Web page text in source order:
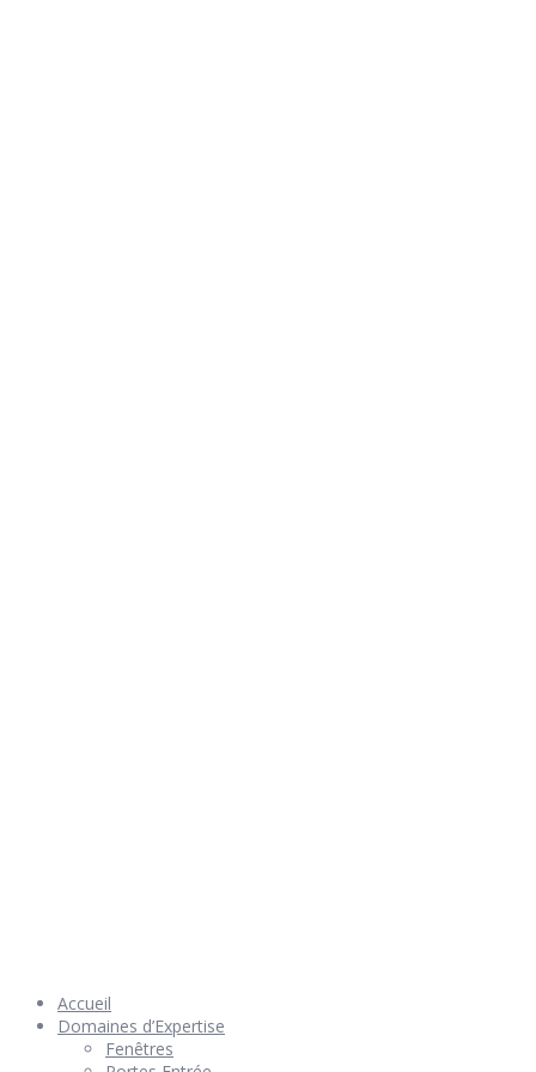
Accueil
Domaines d’Expertise
Fenêtres